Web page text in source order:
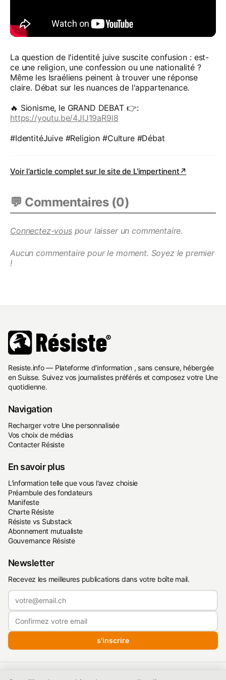
La question de l'identité juive suscite confusion : est-
ce une religion, une confession ou une nationalité ?
Même les Israéliens peinent à trouver une réponse
claire. Débat sur les nuances de l'appartenance.
🔥 Sionisme, le GRAND DEBAT 👉️:
https://youtu.be/4JIJ19aR9l8
#IdentitéJuive #Religion #Culture #Débat
Voir l’article complet sur le site de L'impertinent ↗
💬 Commentaires (0)
Connectez-vouspour laisser un commentaire.
Aucun commentaire pour le moment. Soyez le premier
!
Resiste.info — Plateforme d'information , sans censure, hébergée
en Suisse. Suivez vos journalistes préférés et composez votre Une
quotidienne.
Navigation
Recharger votre Une personnalisée
Vos choix de médias
Contacter Résiste
En savoir plus
L'information telle que vous l'avez choisie
Préambule des fondateurs
Manifeste
Charte Résiste
Résiste vs Substack
Abonnement mutualiste
Gouvernance Résiste
Newsletter
Recevez les meilleures publications dans votre boîte mail.
s'inscrire